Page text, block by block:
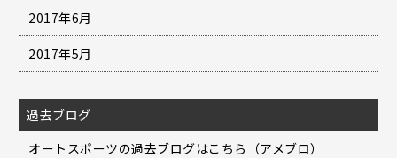
2017年6月
2017年5月
過去ブログ
オートスポーツの過去ブログはこちら（アメブロ）